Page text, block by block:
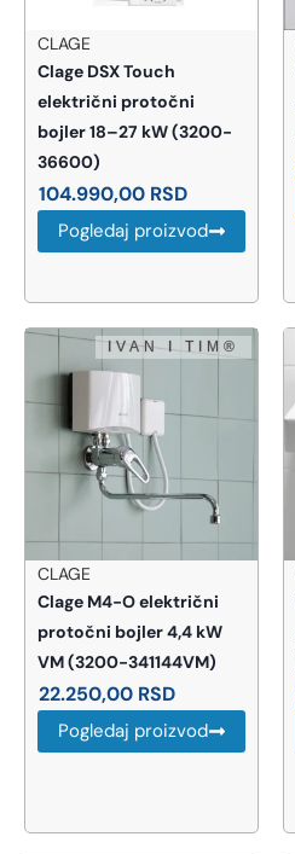
CLAGE
Clage DSX Touch
električni protočni
bojler 18–27 kW (3200-
36600)
104.990,00 RSD
Pogledaj proizvod
CLAGE
Clage M4-O električni
protočni bojler 4,4 kW
VM (3200-341144VM)
22.250,00 RSD
Pogledaj proizvod